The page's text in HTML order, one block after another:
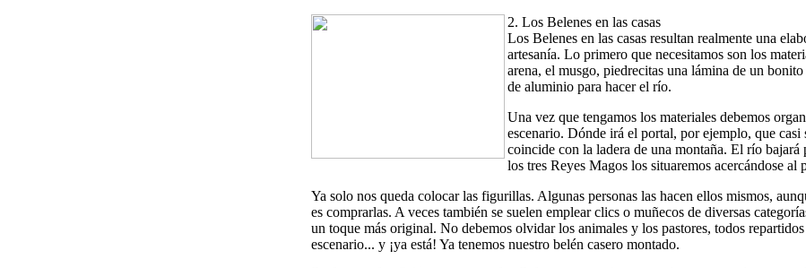
2. Los Belenes en las casas
Los Belenes en las casas resultan realmente una
artesanía. Lo primero que necesitamos son los
arena, el musgo, piedrecitas una lámina de un
de aluminio para hacer el río.
Una vez que tengamos los materiales debemos
escenario. Dónde irá el portal, por ejemplo, que casi
coincide con la ladera de una montaña. El río bajará
los tres Reyes Magos los situaremos acercándose al
Ya solo nos queda colocar las figurillas. Algunas personas las hacen ellos mismos,
es comprarlas. A veces también se suelen emplear clics o muñecos de diversas
un toque más original. No debemos olvidar los animales y los pastores, todos
escenario... y ¡ya está! Ya tenemos nuestro belén casero montado.